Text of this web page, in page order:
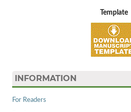
Template
INFORMATION
For Readers